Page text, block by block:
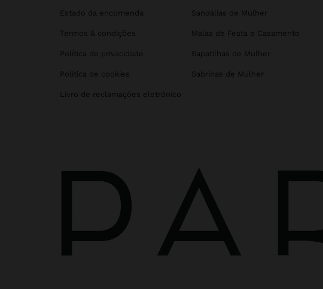
Estado da encomenda
Termos & condições
Política de privacidade
Política de cookies
Livro de reclamações eletrónico
Sandálias de Mulher
Malas de Festa e Casamento
Sapatilhas de Mulher
Sabrinas de Mulher